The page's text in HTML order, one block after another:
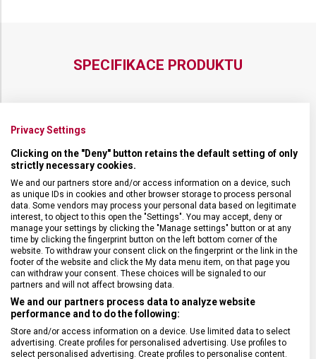
SPECIFIKACE PRODUKTU
ZÁRUKA 24 měsíců
HMOTNOST 268 g
UZAMYKATELNÁ ČEPEL Ano
VELIKOST 13 x 3,3 cm
Privacy Settings
Clicking on the "Deny" button retains the default setting of only
strictly necessary cookies.
We and our partners store and/or access information on a device, such
as unique IDs in cookies and other browser storage to process personal
data. Some vendors may process your personal data based on legitimate
interest, to object to this open the "Settings". You may accept, deny or
manage your settings by clicking the "Manage settings" button or at any
time by clicking the fingerprint button on the left bottom corner of the
website. To withdraw your consent click on the fingerprint or the link in the
footer of the website and click the My data menu item, on that page you
can withdraw your consent. These choices will be signaled to our
partners and will not affect browsing data.
We and our partners process data to analyze website
performance and to do the following:
Store and/or access information on a device. Use limited data to select
advertising. Create profiles for personalised advertising. Use profiles to
select personalised advertising. Create profiles to personalise content.